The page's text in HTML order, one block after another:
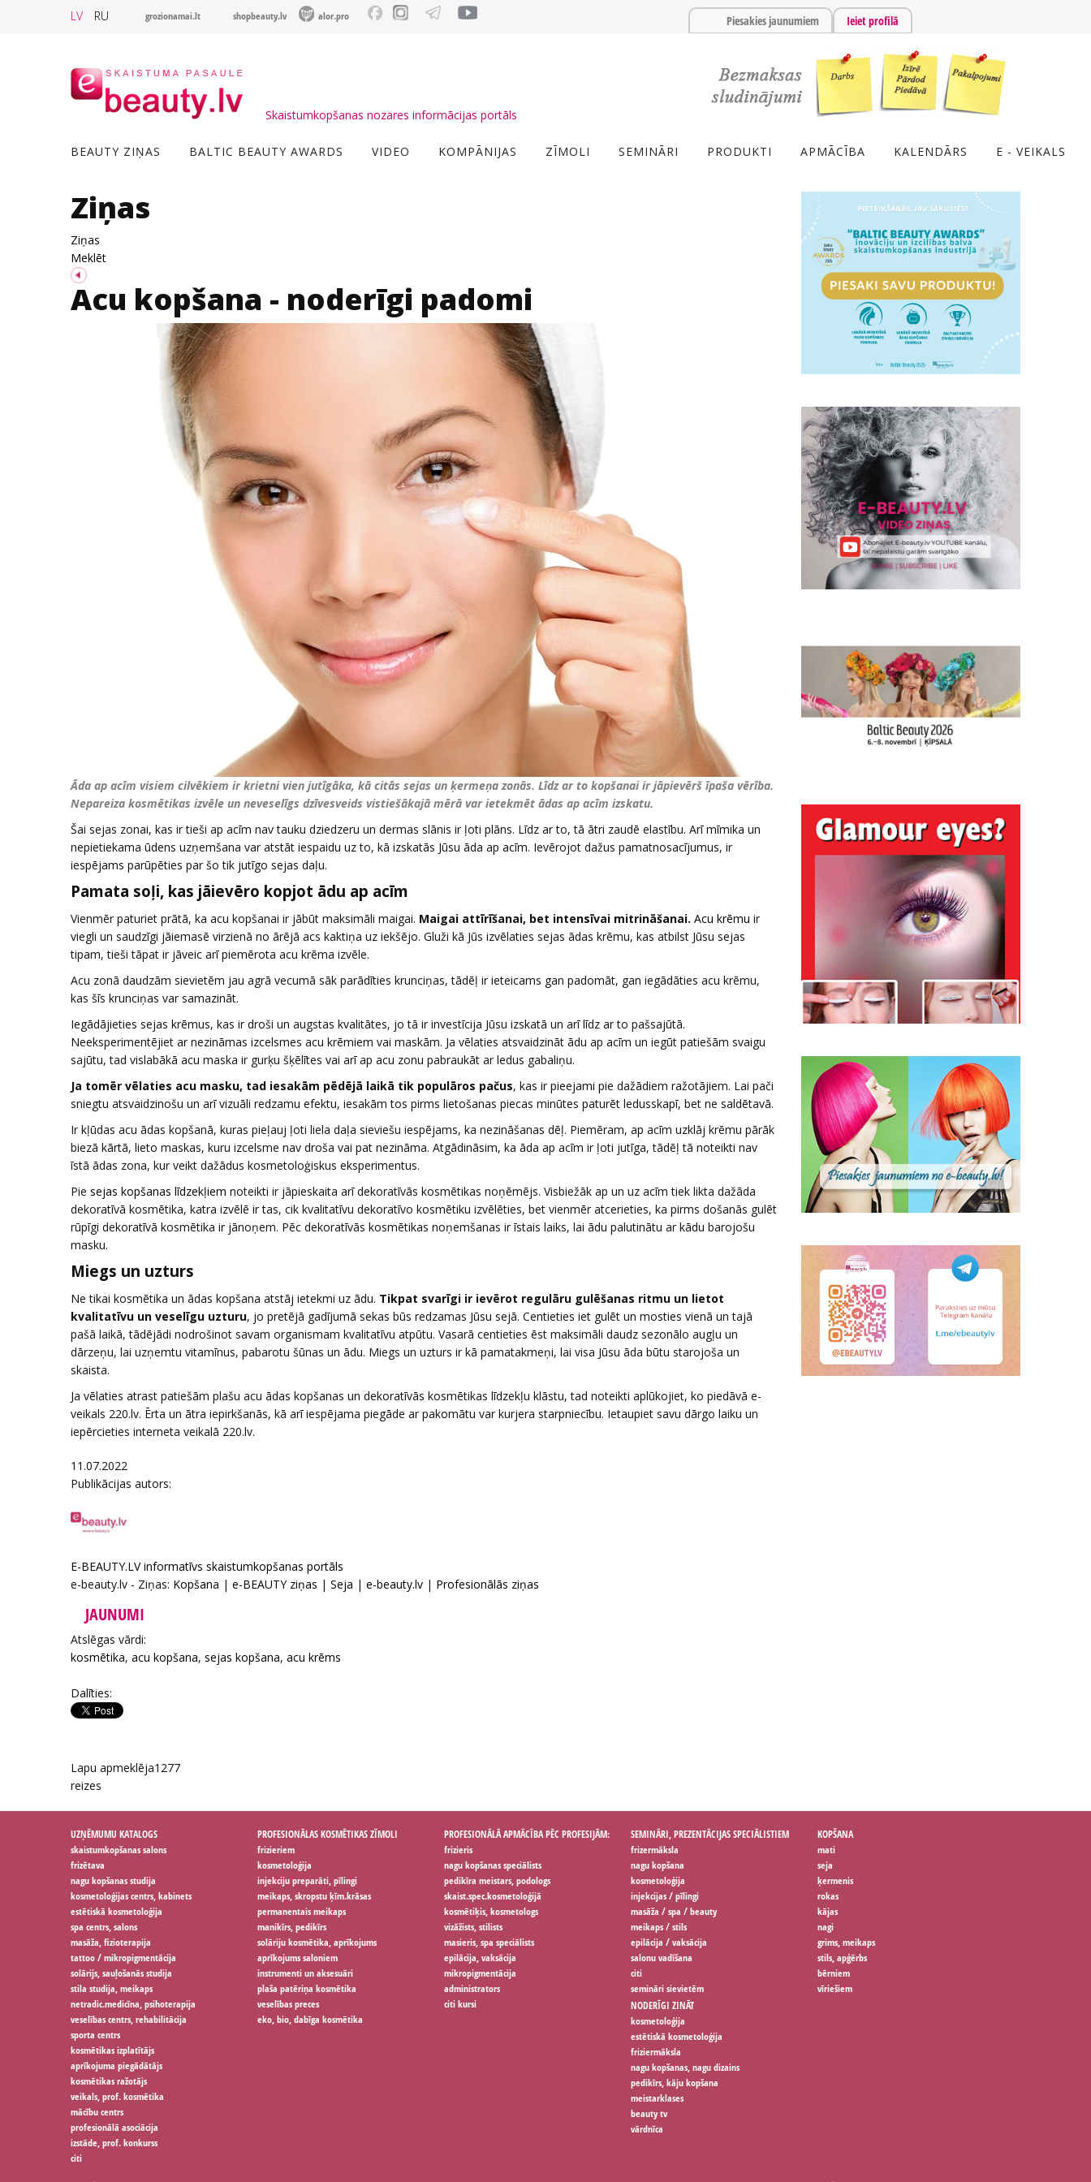
LV RU grozionamai.lt shopbeauty.lv alor.pro Piesakies jaunumiem Ieiet profilā
Skaistumkopšanas nozares informācijas portāls
BEAUTY ZIŅAS BALTIC BEAUTY AWARDS VIDEO KOMPĀNIJAS ZĪMOLI SEMINĀRI PRODUKTI APMĀCĪBA KALENDĀRS E - VEIKALS
Ziņas
Ziņas
Meklēt
Acu kopšana - noderīgi padomi
Āda ap acīm visiem cilvēkiem ir krietni vien jutīgāka, kā citās sejas un ķermeņa zonās. Līdz ar to kopšanai ir jāpievērš īpaša vērība.
Nepareiza kosmētikas izvēle un neveselīgs dzīvesveids vistiešākajā mērā var ietekmēt ādas ap acīm izskatu.
Šai sejas zonai, kas ir tieši ap acīm nav tauku dziedzeru un dermas slānis ir ļoti plāns. Līdz ar to, tā ātri zaudē elastību. Arī mīmika un
nepietiekama ūdens uzņemšana var atstāt iespaidu uz to, kā izskatās Jūsu āda ap acīm. Ievērojot dažus pamatnosacījumus, ir
iespējams parūpēties par šo tik jutīgo sejas daļu.
Pamata soļi, kas jāievēro kopjot ādu ap acīm
Vienmēr paturiet prātā, ka acu kopšanai ir jābūt maksimāli maigai. Maigai attīrīšanai, bet intensīvai mitrināšanai. Acu krēmu ir
viegli un saudzīgi jāiemasē virzienā no ārējā acs kaktiņa uz iekšējo. Gluži kā Jūs izvēlaties sejas ādas krēmu, kas atbilst Jūsu sejas
tipam, tieši tāpat ir jāveic arī piemērota acu krēma izvēle.
Acu zonā daudzām sievietēm jau agrā vecumā sāk parādīties krunciņas, tādēļ ir ieteicams gan padomāt, gan iegādāties acu krēmu,
kas šīs krunciņas var samazināt.
Iegādājieties sejas krēmus, kas ir droši un augstas kvalitātes, jo tā ir investīcija Jūsu izskatā un arī līdz ar to pašsajūtā.
Neeksperimentējiet ar nezināmas izcelsmes acu krēmiem vai maskām. Ja vēlaties atsvaidzināt ādu ap acīm un iegūt patiešām svaigu
sajūtu, tad vislabākā acu maska ir gurķu šķēlītes vai arī ap acu zonu pabraukāt ar ledus gabaliņu.
Ja tomēr vēlaties acu masku, tad iesakām pēdējā laikā tik populāros pačus, kas ir pieejami pie dažādiem ražotājiem. Lai pači
sniegtu atsvaidzinošu un arī vizuāli redzamu efektu, iesakām tos pirms lietošanas piecas minūtes paturēt ledusskapī, bet ne saldētavā.
Ir kļūdas acu ādas kopšanā, kuras pieļauj ļoti liela daļa sieviešu iespējams, ka nezināšanas dēļ. Piemēram, ap acīm uzklāj krēmu pārāk
biezā kārtā, lieto maskas, kuru izcelsme nav droša vai pat nezināma. Atgādināsim, ka āda ap acīm ir ļoti jutīga, tādēļ tā noteikti nav
īstā ādas zona, kur veikt dažādus kosmetoloģiskus eksperimentus.
Pie sejas kopšanas līdzekļiem noteikti ir jāpieskaita arī dekoratīvās kosmētikas noņēmējs. Visbiežāk ap un uz acīm tiek likta dažāda
dekoratīvā kosmētika, katra izvēlē ir tas, cik kvalitatīvu dekoratīvo kosmētiku izvēlēties, bet vienmēr atcerieties, ka pirms došanās gulēt
rūpīgi dekoratīvā kosmētika ir jānoņem. Pēc dekoratīvās kosmētikas noņemšanas ir īstais laiks, lai ādu palutinātu ar kādu barojošu
masku.
Miegs un uzturs
Ne tikai kosmētika un ādas kopšana atstāj ietekmi uz ādu. Tikpat svarīgi ir ievērot regulāru gulēšanas ritmu un lietot
kvalitatīvu un veselīgu uzturu, jo pretējā gadījumā sekas būs redzamas Jūsu sejā. Centieties iet gulēt un mosties vienā un tajā
pašā laikā, tādējādi nodrošinot savam organismam kvalitatīvu atpūtu. Vasarā centieties ēst maksimāli daudz sezonālo augļu un
dārzeņu, lai uzņemtu vitamīnus, pabarotu šūnas un ādu. Miegs un uzturs ir kā pamatakmeņi, lai visa Jūsu āda būtu starojoša un
skaista.
Ja vēlaties atrast patiešām plašu acu ādas kopšanas un dekoratīvās kosmētikas līdzekļu klāstu, tad noteikti aplūkojiet, ko piedāvā e-
veikals 220.lv. Ērta un ātra iepirkšanās, kā arī iespējama piegāde ar pakomātu var kurjera starpniecību. Ietaupiet savu dārgo laiku un
iepērcieties interneta veikalā 220.lv.
11.07.2022
Publikācijas autors:
E-BEAUTY.LV informatīvs skaistumkopšanas portāls
e-beauty.lv - Ziņas: Kopšana | e-BEAUTY ziņas | Seja | e-beauty.lv | Profesionālās ziņas
JAUNUMI
Atslēgas vārdi:
kosmētika, acu kopšana, sejas kopšana, acu krēms
Dalīties:
Lapu apmeklēja1277
reizes
UZŅĒMUMU KATALOGS
skaistumkopšanas salons
frizētava
nagu kopšanas studija
kosmetoloģijas centrs, kabinets
estētiskā kosmetoloģija
spa centrs, salons
masāža, fizioterapija
tattoo / mikropigmentācija
solārijs, sauļošanās studija
stila studija, meikaps
netradic.medicīna, psihoterapija
veselības centrs, rehabilitācija
sporta centrs
kosmētikas izplatītājs
aprīkojuma piegādātājs
kosmētikas ražotājs
veikals, prof. kosmētika
mācību centrs
profesionālā asociācija
izstāde, prof. konkurss
citi
PROFESIONĀLAS KOSMĒTIKAS ZĪMOLI
frizieriem
kosmetoloģija
injekciju preparāti, pīlingi
meikaps, skropstu ķīm.krāsas
permanentais meikaps
manikīrs, pedikīrs
solāriju kosmētika, aprīkojums
aprīkojums saloniem
instrumenti un aksesuāri
plaša patēriņa kosmētika
veselības preces
eko, bio, dabīga kosmētika
PROFESIONĀLĀ APMĀCĪBA PĒC PROFESIJĀM:
frizieris
nagu kopšanas speciālists
pedikīra meistars, podologs
skaist.spec.kosmetoloģijā
kosmētiķis, kosmetologs
vizāžists, stilists
masieris, spa speciālists
epilācija, vaksācija
mikropigmentācija
administrators
citi kursi
SEMINĀRI, PREZENTĀCIJAS SPECIĀLISTIEM
frizermāksla
nagu kopšana
kosmetoloģija
injekcijas / pīlingi
masāža / spa / beauty
meikaps / stils
epilācija / vaksācija
salonu vadīšana
citi
semināri sievietēm
KOPŠANA
mati
seja
ķermenis
rokas
kājas
nagi
grims, meikaps
stils, apģērbs
bērniem
vīriešiem
NODERĪGI ZINĀT
kosmetoloģija
estētiskā kosmetoloģija
friziermāksla
nagu kopšanas, nagu dizains
pedikīrs, kāju kopšana
meistarklases
beauty tv
vārdnīca